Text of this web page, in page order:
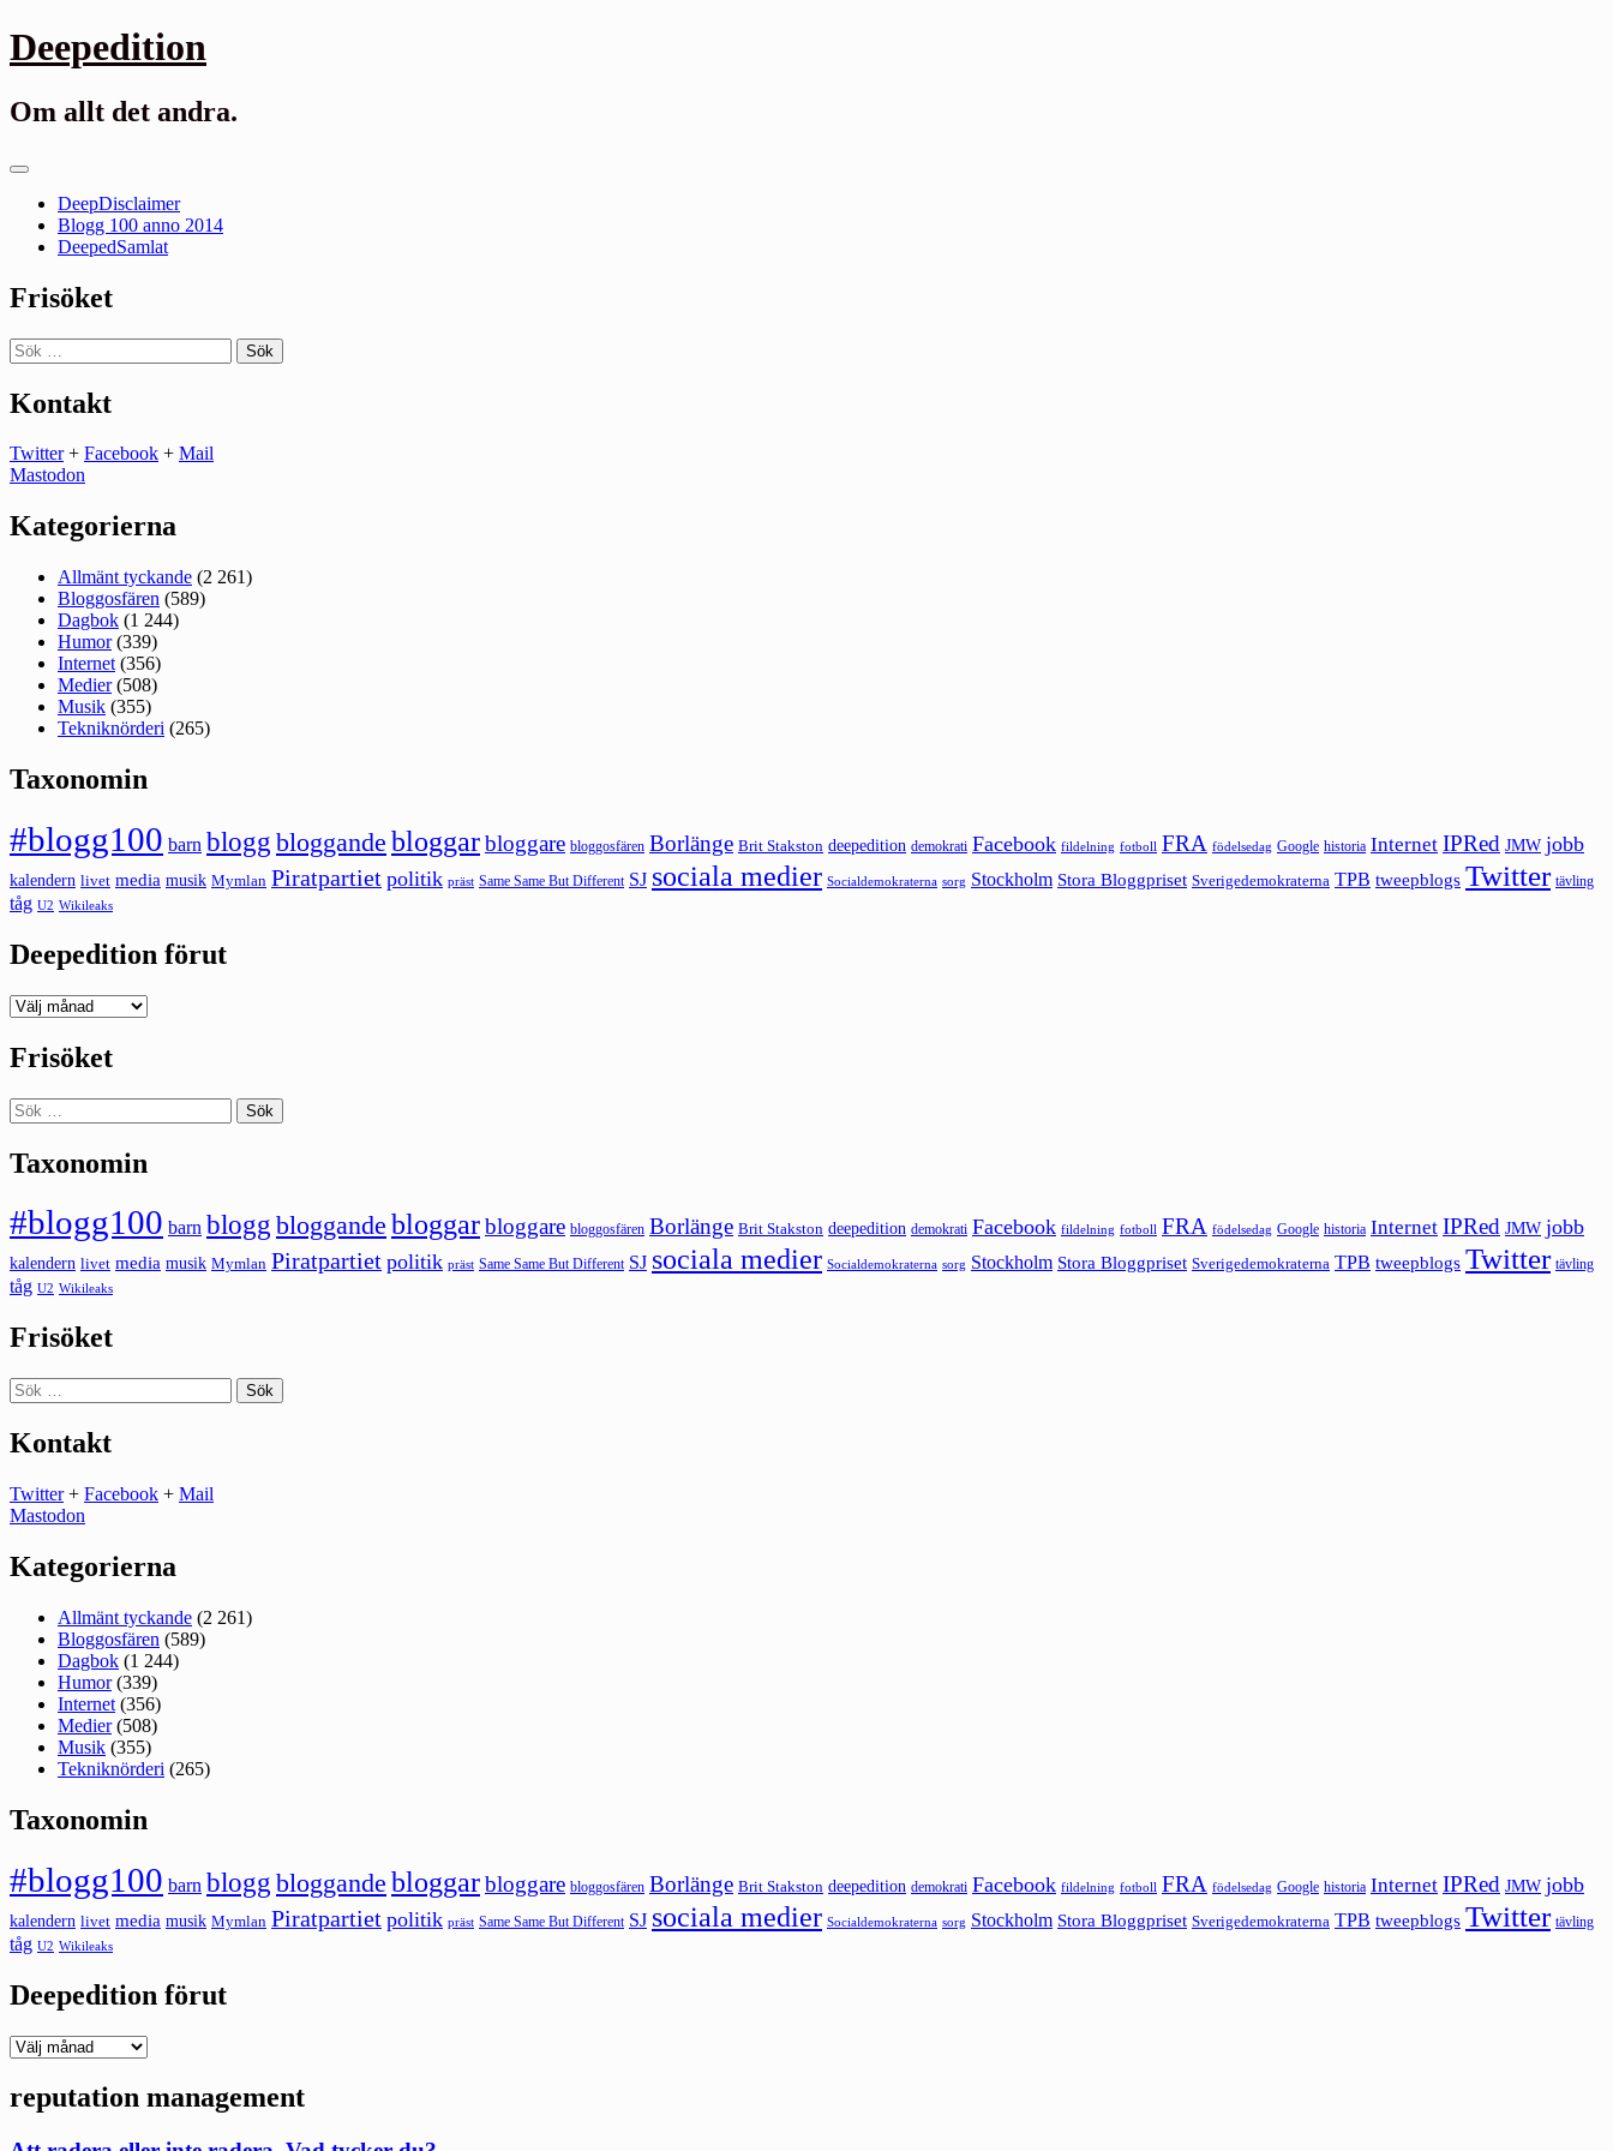
Gå
till
Deepedition
Om allt det andra.
Primär
DeepDisclaimer
Blogg 100 anno 2014
DeepedSamlat
Frisöket
Sök
efter:
Kontakt
Twitter+ Facebook + Mail
Mastodon
Kategorierna
Allmänt tyckande (2 261)
Bloggosfären (589)
Dagbok (1 244)
Humor(339)
Internet (356)
Medier(508)
Musik (355)
Tekniknörderi (265)
Taxonomin
#blogg100 barn blogg bloggande bloggarbloggare bloggosfären Borlänge Brit Stakston deepedition demokrati Facebook fildelning fotboll FRA födelsedag Google historia Internet IPRed JMW jobb
kalendern livet media musik Mymlan Piratpartiet politik präst Same Same But Different SJ sociala medier Socialdemokraterna sorg Stockholm Stora Bloggpriset Sverigedemokraterna TPB tweepblogs Twitter tävling
tåg U2 Wikileaks
Deepedition förut
Deepedition
Frisöket
Sök
efter:
Taxonomin
#blogg100 barn blogg bloggande bloggarbloggare bloggosfären Borlänge Brit Stakston deepedition demokrati Facebook fildelning fotboll FRA födelsedag Google historia Internet IPRed JMW jobb
kalendern livet media musik Mymlan Piratpartiet politik präst Same Same But Different SJ sociala medier Socialdemokraterna sorg Stockholm Stora Bloggpriset Sverigedemokraterna TPB tweepblogs Twitter tävling
tåg U2 Wikileaks
Frisöket
Sök
efter:
Kontakt
Twitter+ Facebook + Mail
Mastodon
Kategorierna
Allmänt tyckande (2 261)
Bloggosfären (589)
Dagbok (1 244)
Humor(339)
Internet (356)
Medier(508)
Musik (355)
Tekniknörderi (265)
Taxonomin
#blogg100 barn blogg bloggande bloggarbloggare bloggosfären Borlänge Brit Stakston deepedition demokrati Facebook fildelning fotboll FRA födelsedag Google historia Internet IPRed JMW jobb
kalendern livet media musik Mymlan Piratpartiet politik präst Same Same But Different SJ sociala medier Socialdemokraterna sorg Stockholm Stora Bloggpriset Sverigedemokraterna TPB tweepblogs Twitter tävling
tåg U2 Wikileaks
Deepedition förut
Deepedition
reputation management